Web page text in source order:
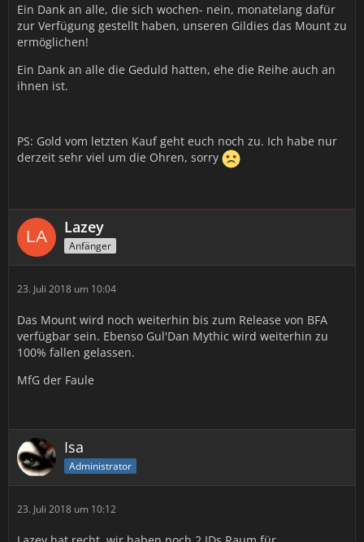
Ein Dank an alle, die sich wochen- nein, monatelang dafür
zur Verfügung gestellt haben, unseren Gildies das Mount zu
ermöglichen!
Ein Dank an alle die Geduld hatten, ehe die Reihe auch an
ihnen ist.
PS: Gold vom letzten Kauf geht euch noch zu. Ich habe nur
derzeit sehr viel um die Ohren, sorry
Lazey
Anfänger
23. Juli 2018 um 10:04
Das Mount wird noch weiterhin bis zum Release von BFA
verfügbar sein. Ebenso Gul'Dan Mythic wird weiterhin zu
100% fallen gelassen.
MfG der Faule
Isa
Administrator
23. Juli 2018 um 10:12